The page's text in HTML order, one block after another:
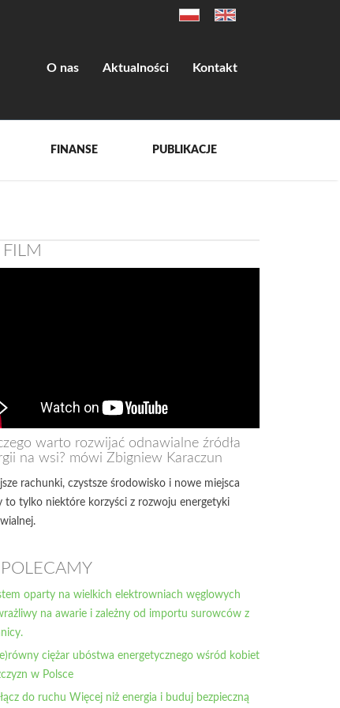
O nas Aktualności Kontakt
FINANSE PUBLIKACJE
FILM
warto rozwijać odnawialne źródła
na wsi? mówi Zbigniew Karaczun
rachunki, czystsze środowisko i nowe miejsca
to tylko niektóre korzyści z rozwoju energetyki
POLECAMY
oparty na wielkich elektrowniach węglowych
na awarie i zależny od importu surowców z
ciężar ubóstwa energetycznego wśród kobiet
w Polsce
do ruchu Więcej niż energia i buduj bezpieczną